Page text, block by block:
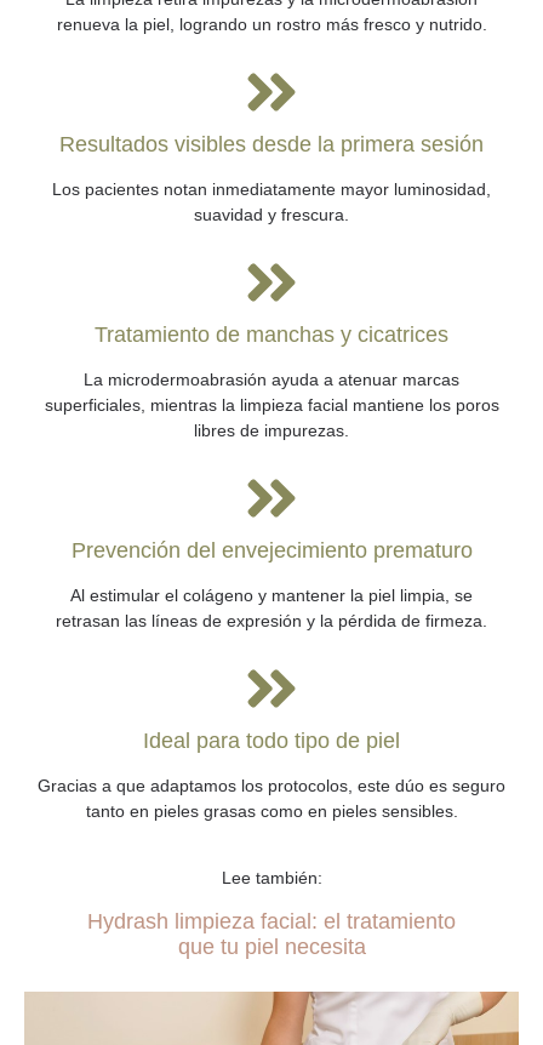
renueva la piel, logrando un rostro más fresco y nutrido.
Resultados visibles desde la primera sesión
Los pacientes notan inmediatamente mayor luminosidad,
suavidad y frescura.
Tratamiento de manchas y cicatrices
La microdermoabrasión ayuda a atenuar marcas
superficiales, mientras la limpieza facial mantiene los poros
libres de impurezas.
Prevención del envejecimiento prematuro
Al estimular el colágeno y mantener la piel limpia, se
retrasan las líneas de expresión y la pérdida de firmeza.
Ideal para todo tipo de piel
Gracias a que adaptamos los protocolos, este dúo es seguro
tanto en pieles grasas como en pieles sensibles.
Lee también:
Hydrash limpieza facial: el tratamiento
que tu piel necesita